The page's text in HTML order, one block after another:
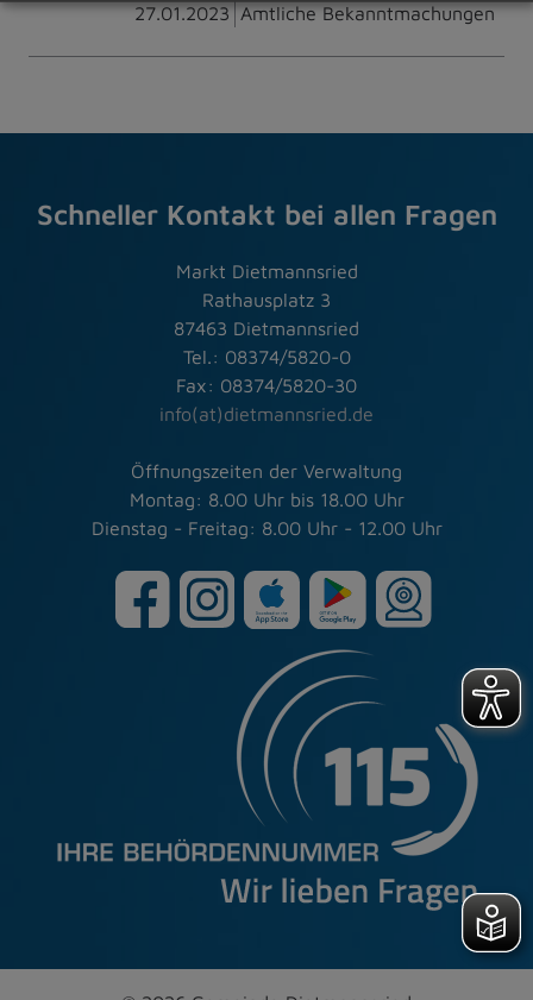
27.01.2023 Amtliche Bekanntmachungen
Schneller Kontakt bei allen Fragen
Markt Dietmannsried
Rathausplatz 3
87463 Dietmannsried
Tel.: 08374/5820-0
Fax: 08374/5820-30
info(at)dietmannsried.de
Öffnungszeiten der Verwaltung
Montag: 8.00 Uhr bis 18.00 Uhr
Dienstag - Freitag: 8.00 Uhr - 12.00 Uhr